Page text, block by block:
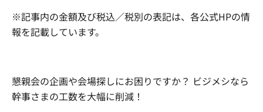
※記事内の金額及び税込／税別の表記は、各公式HPの情
報を記載しています。
懇親会の企画や会場探しにお困りですか？ ビジメシなら
幹事さまの工数を大幅に削減！